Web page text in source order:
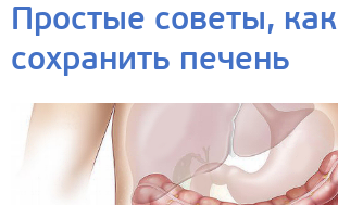
Простые советы, как
сохранить печень